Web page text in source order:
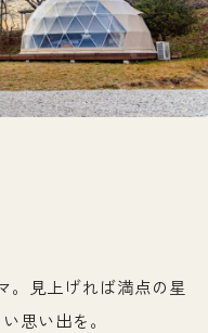
。見上げれば満点の星
思い出を。